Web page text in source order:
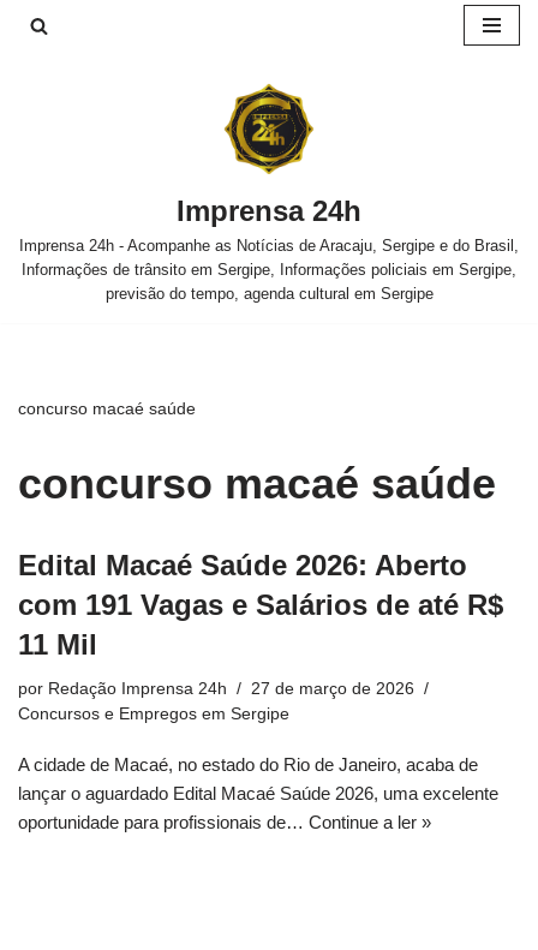
Imprensa 24h
Imprensa 24h - Acompanhe as Notícias de Aracaju, Sergipe e do Brasil,
Informações de trânsito em Sergipe, Informações policiais em Sergipe,
previsão do tempo, agenda cultural em Sergipe
concurso macaé saúde
concurso macaé saúde
Edital Macaé Saúde 2026: Aberto
com 191 Vagas e Salários de até R$
11 Mil
por Redação Imprensa 24h
27 de março de 2026
Concursos e Empregos em Sergipe
A cidade de Macaé, no estado do Rio de Janeiro, acaba de
lançar o aguardado Edital Macaé Saúde 2026, uma excelente
oportunidade para profissionais de… Continue a ler »